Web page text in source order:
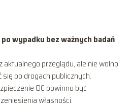
wypadku bez ważnych badań
aktualnego przeglądu, ale nie wolno
po drogach publicznych.
OC powinno być
własności.